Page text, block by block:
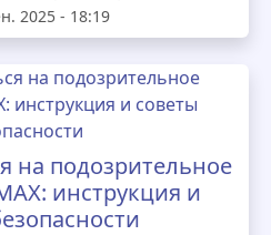
2025 - 18:19
на подозрительное
инструкция и